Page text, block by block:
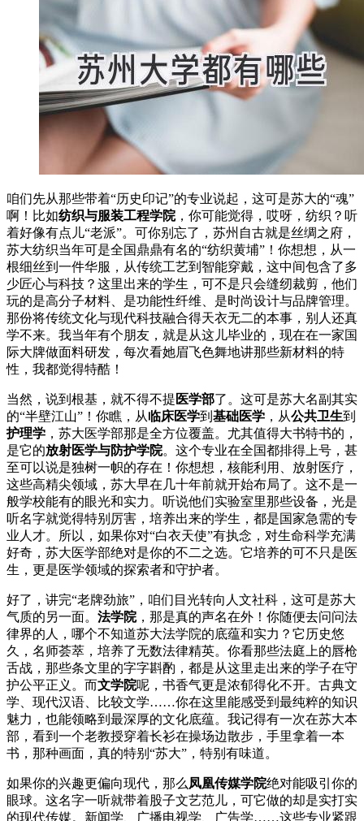
咱们先从那些带着“历史印记”的专业说起，这可是苏大的“魂”
啊！比如纺织与服装工程学院，你可能觉得，哎呀，纺织？听
着好像有点儿“老派”。可你别忘了，苏州自古就是丝绸之府，
苏大纺织当年可是全国鼎鼎有名的“纺织黄埔”！你想想，从一
根细丝到一件华服，从传统工艺到智能穿戴，这中间包含了多
少匠心与科技？这里出来的学生，可不是只会缝纫裁剪，他们
玩的是高分子材料、是功能性纤维、是时尚设计与品牌管理。
那份将传统文化与现代科技融合得天衣无二的本事，别人还真
学不来。我当年有个朋友，就是从这儿毕业的，现在在一家国
际大牌做面料研发，每次看她眉飞色舞地讲那些新材料的特
性，我都觉得特酷！
当然，说到根基，就不得不提 医学部了。这可是苏大名副其实
的“半壁江山”！你瞧，从临床医学到 基础医学 ，从公共卫生到
护理学 ，苏大医学部那是全方位覆盖。尤其值得大书特书的，
是它的放射医学与防护学院。这个专业在全国都排得上号，甚
至可以说是独树一帜的存在！你想想，核能利用、放射医疗，
这些高精尖领域，苏大早在几十年前就开始布局了。这不是一
般学校能有的眼光和实力。听说他们实验室里那些设备，光是
听名字就觉得特别厉害，培养出来的学生，都是国家急需的专
业人才。所以，如果你对“白衣天使”有执念，对生命科学充满
好奇，苏大医学部绝对是你的不二之选。它培养的可不只是医
生，更是医学领域的探索者和守护者。
好了，讲完“老牌劲旅”，咱们目光转向人文社科，这可是苏大
气质的另一面。 法学院，那是真的声名在外！你随便去问问法
律界的人，哪个不知道苏大法学院的底蕴和实力？它历史悠
久，名师荟萃，培养了无数法律精英。你看那些法庭上的唇枪
舌战，那些条文里的字字斟酌，都是从这里走出来的学子在守
护公平正义。而文学院呢，书香气更是浓郁得化不开。古典文
学、现代汉语、比较文学……你在这里能感受到最纯粹的知识
魅力，也能领略到最深厚的文化底蕴。我记得有一次在苏大本
部，看到一个老教授穿着长衫在操场边散步，手里拿着一本
书，那种画面，真的特别“苏大”，特别有味道。
如果你的兴趣更偏向现代，那么 凤凰传媒学院绝对能吸引你的
眼球。这名字一听就带着股子文艺范儿，可它做的却是实打实
的现代传媒。新闻学、广播电视学、广告学……这些专业紧跟